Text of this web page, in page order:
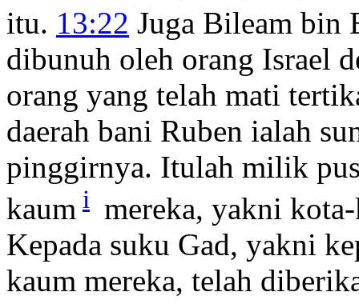
itu. 13:22 Juga Bileam bin
dibunuh oleh orang Israel
orang yang telah mati
daerah bani Ruben ialah
pinggirnya. Itulah milik
kaum i mereka, yakni
Kepada suku Gad, yakni
kaum mereka, telah